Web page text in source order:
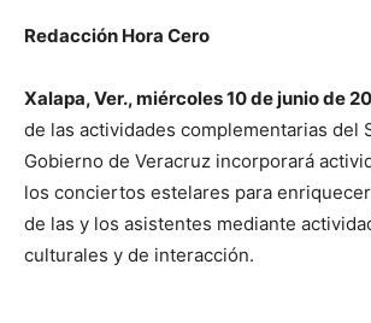
Redacción Hora Cero
Xalapa, Ver., miércoles 10 de junio de
de las actividades complementarias del
Gobierno de Veracruz incorporará
los conciertos estelares para
de las y los asistentes mediante
culturales y de interacción.